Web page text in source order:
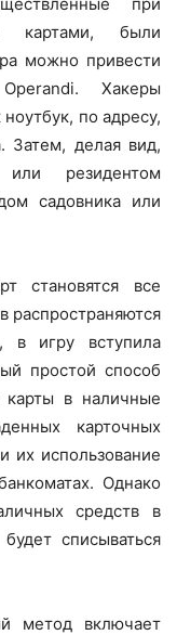
картами, были
можно привести
Хакеры
по адресу,
Затем, делая вид,
резидентом
садовника или
становятся все
распространяются
в игру вступила
простой способ
карты в наличные
карточных
их использование
Однако
средств в
списываться
метод включает